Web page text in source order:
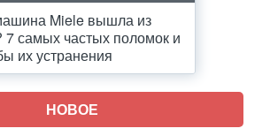
Miele вышла из
7 самых частых поломок и
их устранения
НОВОЕ